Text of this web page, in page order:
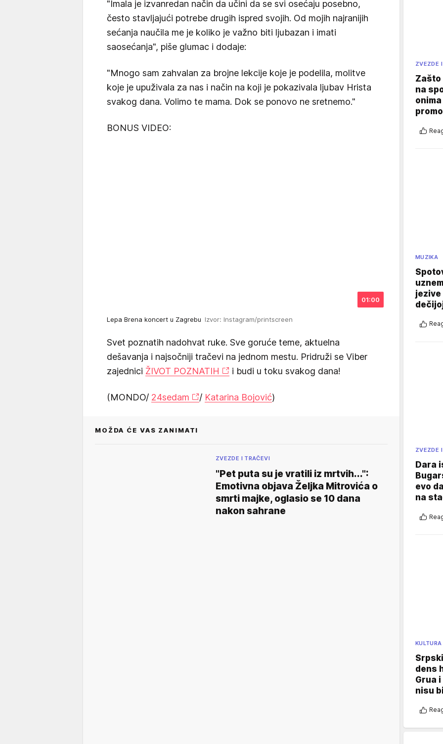
"Imala je izvanredan način da učini da se svi osećaju posebno,
često stavljajući potrebe drugih ispred svojih. Od mojih najranijih
sećanja naučila me je koliko je važno biti ljubazan i imati
saosećanja", piše glumac i dodaje:
"Mnogo sam zahvalan za brojne lekcije koje je podelila, molitve
koje je upuživala za nas i način na koji je pokazivala ljubav Hrista
svakog dana. Volimo te mama. Dok se ponovo ne sretnemo."
BONUS VIDEO:
01:00
Lepa Brena koncert u Zagrebu Izvor: Instagram/printscreen
Svet poznatih nadohvat ruke. Sve goruće teme, aktuelna
dešavanja i najsočniji tračevi na jednom mestu. Pridruži se Viber
zajednici ŽIVOT POZNATIH i budi u toku svakog dana!
(MONDO/ 24sedam / Katarina Bojović)
MOŽDA ĆE VAS ZANIMATI
ZVEZDE I TRAČEVI
"Pet puta su je vratili iz mrtvih...":
Emotivna objava Željka Mitrovića o
smrti majke, oglasio se 10 dana
nakon sahrane
ZVEZDE
Zašto
na
MUZIKA
jezive
ZVEZDE
Dara
evo
na
KULTURA
dens
Grua
nisu